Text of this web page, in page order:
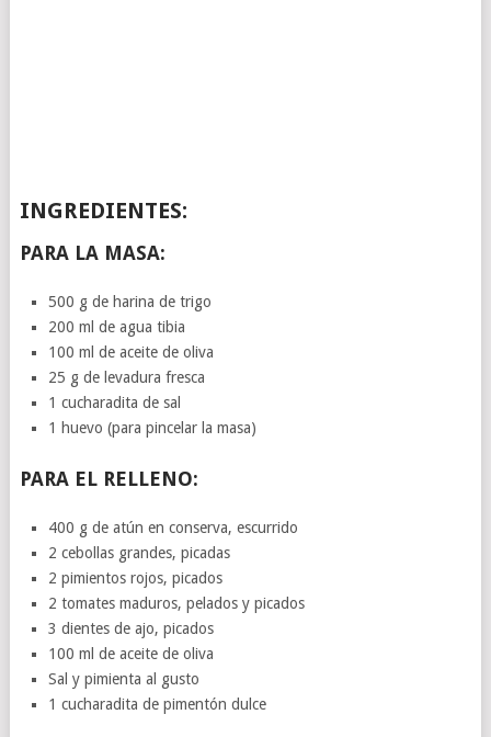
INGREDIENTES:
PARA LA MASA:
500 g de harina de trigo
200 ml de agua tibia
100 ml de aceite de oliva
25 g de levadura fresca
1 cucharadita de sal
1 huevo (para pincelar la masa)
PARA EL RELLENO:
400 g de atún en conserva, escurrido
2 cebollas grandes, picadas
2 pimientos rojos, picados
2 tomates maduros, pelados y picados
3 dientes de ajo, picados
100 ml de aceite de oliva
Sal y pimienta al gusto
1 cucharadita de pimentón dulce